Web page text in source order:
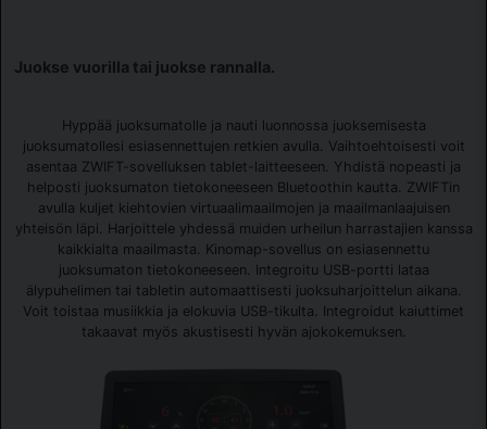
Juokse vuorilla tai juokse rannalla.
Hyppää juoksumatolle ja nauti luonnossa juoksemisesta
juoksumatollesi esiasennettujen retkien avulla. Vaihtoehtoisesti voit
asentaa ZWIFT-sovelluksen tablet-laitteeseen. Yhdistä nopeasti ja
helposti juoksumaton tietokoneeseen Bluetoothin kautta. ZWIFTin
avulla kuljet kiehtovien virtuaalimaailmojen ja maailmanlaajuisen
yhteisön läpi. Harjoittele yhdessä muiden urheilun harrastajien kanssa
kaikkialta maailmasta. Kinomap-sovellus on esiasennettu
juoksumaton tietokoneeseen. Integroitu USB-portti lataa
älypuhelimen tai tabletin automaattisesti juoksuharjoittelun aikana.
Voit toistaa musiikkia ja elokuvia USB-tikulta. Integroidut kaiuttimet
takaavat myös akustisesti hyvän ajokokemuksen.